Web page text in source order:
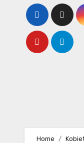
content
Home